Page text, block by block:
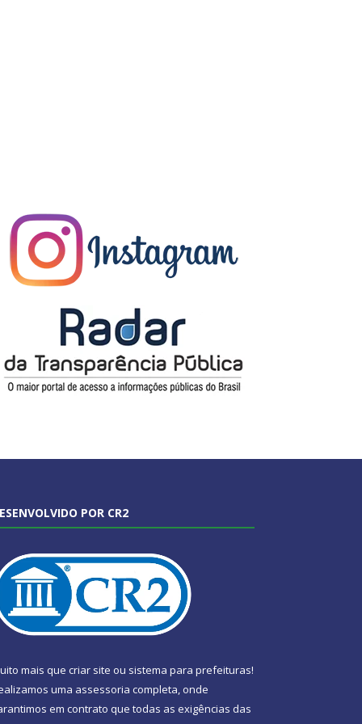
POR CR2
mais que criar site ou sistema para prefeituras!
uma assessoria completa, onde
em contrato que todas as exigências das